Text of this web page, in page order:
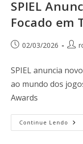
SPIEL
Focado em
02/03/2026
SPIEL anuncia
ao mundo dos
Awards
Continue Lendo